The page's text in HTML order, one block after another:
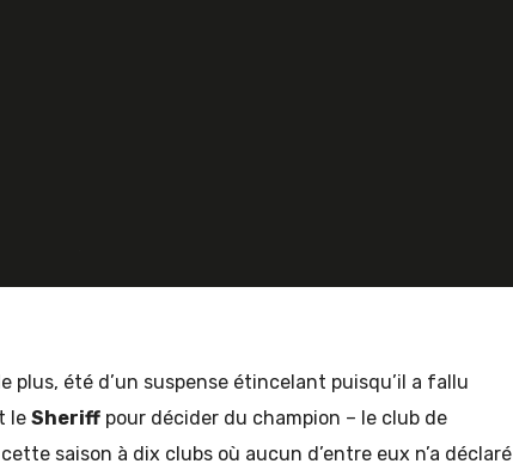
plus, été d’un suspense étincelant puisqu’il a fallu
le Sheriff pour décider du champion – le club de
saison à dix clubs où aucun d’entre eux n’a déclaré